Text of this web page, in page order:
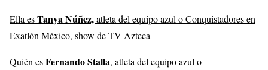
Ella esTanya Núñez,atleta del equipo azul o Conquistadores en
Exatlón México, show de TV Azteca
Quién esFernando Stalla, atleta del equipo azul o